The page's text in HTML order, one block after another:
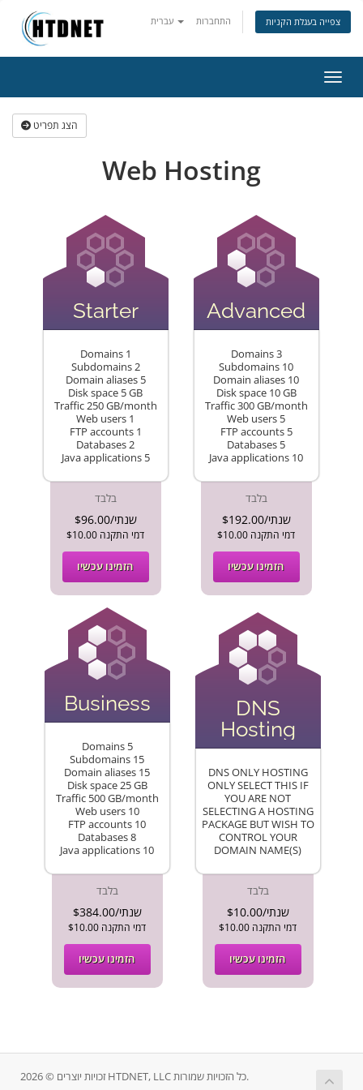
התחברות צפייה בעגלת הקניות
הצג תפריט
Web Hosting
Starter
Domains 1
Subdomains 2
Domain aliases 5
Disk space 5 GB
Traffic 250 GB/month
Web users 1
FTP accounts 1
Databases 2
Java applications 5
בלבד
$96.00/שנתי
$10.00 דמי התקנה
הזמינו עכשיו
Advanced
Domains 3
Subdomains 10
Domain aliases 10
Disk space 10 GB
Traffic 300 GB/month
Web users 5
FTP accounts 5
Databases 5
Java applications 10
בלבד
$192.00/שנתי
$10.00 דמי התקנה
הזמינו עכשיו
Business
Domains 5
Subdomains 15
Domain aliases 15
Disk space 25 GB
Traffic 500 GB/month
Web users 10
FTP accounts 10
Databases 8
Java applications 10
בלבד
$384.00/שנתי
$10.00 דמי התקנה
הזמינו עכשיו
DNS
Hosting
DNS ONLY HOSTING
ONLY SELECT THIS IF
YOU ARE NOT
SELECTING A HOSTING
PACKAGE BUT WISH TO
CONTROL YOUR
DOMAIN NAME(S)
בלבד
$10.00/שנתי
$10.00 דמי התקנה
הזמינו עכשיו
זכויות יוצרים © 2026 HTDNET, LLC כל הזכויות שמורות.